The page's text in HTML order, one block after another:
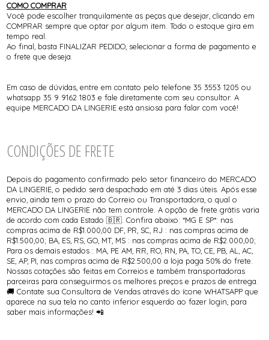
COMO COMPRAR
Você pode escolher tranquilamente as peças que desejar, clicando em
COMPRAR sempre que optar por algum item. Todo o estoque gira em
tempo real.
Ao final, basta FINALIZAR PEDIDO, selecionar a forma de pagamento e
o frete que deseja.
Em caso de dúvidas, entre em contato pelo telefone 35 3553 1205 ou
whatsapp 35 9 9162 1803 e fale diretamente com seu consultor. A
equipe MERCADO DA LINGERIE está ansiosa para falar com você!
CONDIÇÕES DE FRETE
Depois do pagamento confirmado pelo setor financeiro do MERCADO
DA LINGERIE, o pedido será despachado em até 3 dias úteis. Após esse
envio, ainda tem o prazo do Correio ou Transportadora, o qual o
MERCADO DA LINGERIE não tem controle. A opção de frete grátis varia
de acordo com cada Estado 🇧🇷. Confira abaixo: *MG E SP*: nas
compras acima de R$1.000,00 DF, PR, SC, RJ : nas compras acima de
R$1.500,00; BA, ES, RS, GO, MT, MS : nas compras acima de R$2.000,00;
Para os demais estados : MA, PE AM, RR, RO, RN, PA, TO, CE, PB, AL, AC,
SE, AP, PI, nas compras acima de R$2.500,00 a loja paga 50% do frete.
Nossas cotações são feitas em Correios e também transportadoras
parceiras para conseguirmos os melhores preços e prazos de entrega.
🚚 Contate sua Consultora de Vendas através do ícone WHATSAPP que
aparece na sua tela no canto inferior esquerdo ao fazer login, para
saber mais informações! 📲